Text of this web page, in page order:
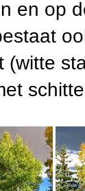
en op
(witte